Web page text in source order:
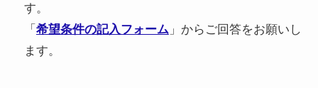
す。
「 希望条件の記入フォーム」からご回答をお願いし
ます。